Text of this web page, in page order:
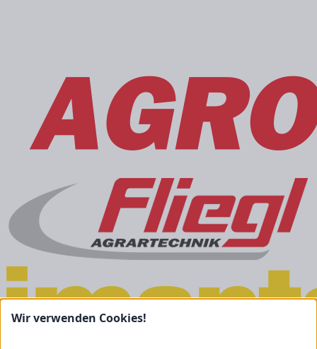
Wir verwenden Cookies!